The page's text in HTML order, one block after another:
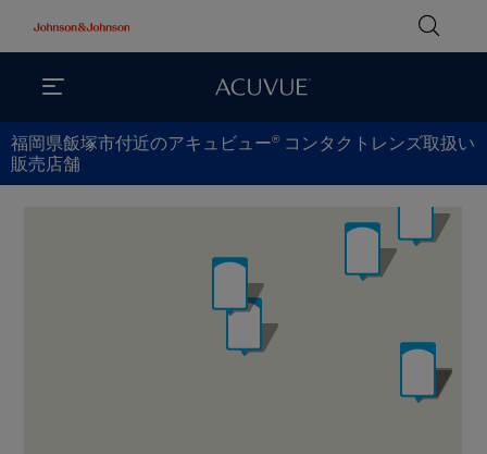
福岡県飯塚市付近のアキュビュー® コンタクトレンズ取扱い
販売店舗